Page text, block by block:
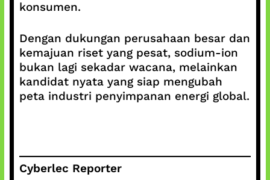
konsumen.
Dengan dukungan perusahaan besar dan
kemajuan riset yang pesat, sodium-ion
bukan lagi sekadar wacana, melainkan
kandidat nyata yang siap mengubah
peta industri penyimpanan energi global.
Cyberlec Reporter